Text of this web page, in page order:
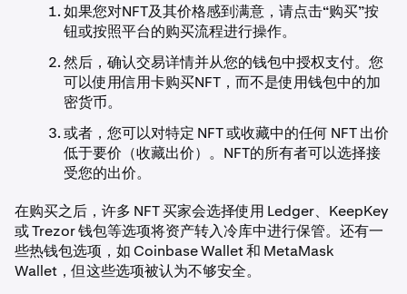
如果您对NFT及其价格感到满意，请点击“购买”按
钮或按照平台的购买流程进行操作。
然后，确认交易详情并从您的钱包中授权支付。您
可以使用信用卡购买NFT，而不是使用钱包中的加
密货币。
或者，您可以对特定 NFT 或收藏中的任何 NFT 出价
低于要价（收藏出价）。NFT的所有者可以选择接
受您的出价。
在购买之后，许多 NFT 买家会选择使用 Ledger、KeepKey
或 Trezor 钱包等选项将资产转入冷库中进行保管。还有一
些热钱包选项，如 Coinbase Wallet 和 MetaMask
Wallet，但这些选项被认为不够安全。